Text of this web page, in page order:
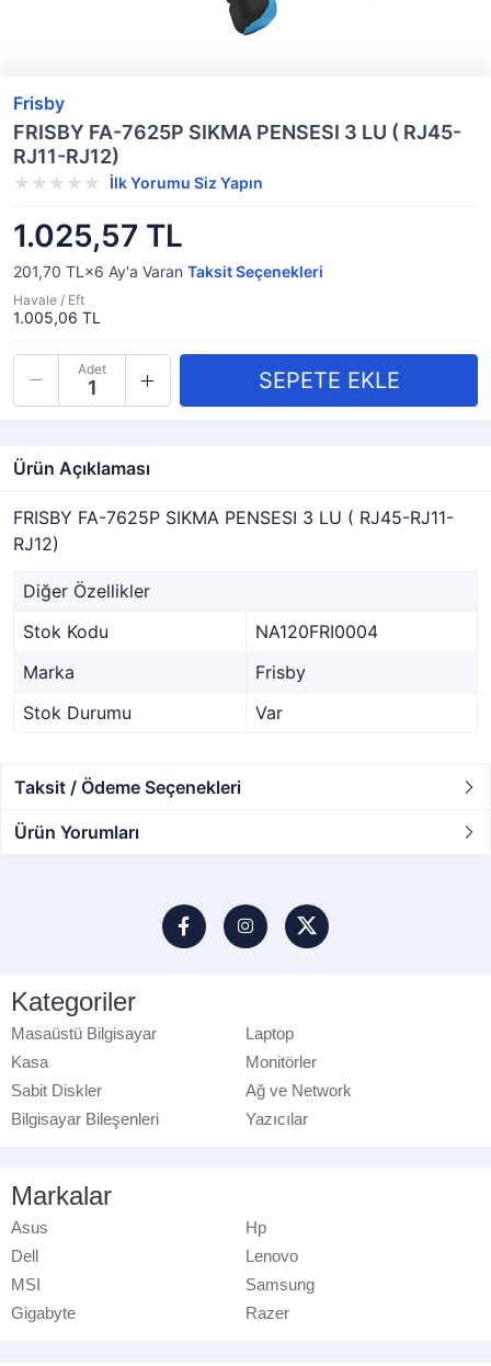
Frisby
FRISBY FA-7625P SIKMA PENSESI 3 LU ( RJ45-
RJ11-RJ12)
İlk Yorumu Siz Yapın
1.025,57 TL
201,70 TL×6 Ay'a Varan Taksit Seçenekleri
Havale / Eft
1.005,06 TL
Adet
Ürün Açıklaması
FRISBY FA-7625P SIKMA PENSESI 3 LU ( RJ45-RJ11-
RJ12)
Diğer Özellikler
Stok Kodu
NA120FRI0004
Marka
Frisby
Stok Durumu
Var
Taksit / Ödeme Seçenekleri
Ürün Yorumları
Kategoriler
Masaüstü Bilgisayar
Laptop
Kasa
Monitörler
Sabit Diskler
Ağ ve Network
Bilgisayar Bileşenleri
Yazıcılar
Markalar
Asus
Hp
Dell
Lenovo
MSI
Samsung
Gigabyte
Razer